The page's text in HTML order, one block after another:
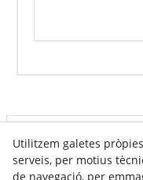
Info venda online
Utilitzem galetes
serveis, per motius
de navegació, per